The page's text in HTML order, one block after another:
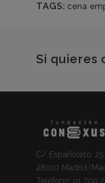
TAGS: cena
Si quieres
C/ Españoleto,
28010 Madrid
Teléfono: 91 700